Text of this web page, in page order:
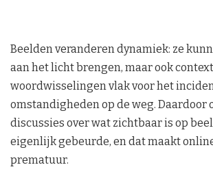
Beelden veranderen dynamiek: ze
aan het licht brengen, maar ook
woordwisselingen vlak voor het
omstandigheden op de weg. Daardoor
discussies over wat zichtbaar is op
eigenlijk gebeurde, en dat maakt
prematuur.